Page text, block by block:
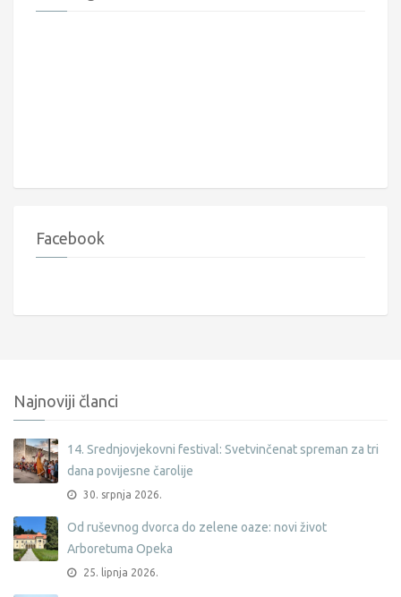
Facebook
Najnoviji članci
14. Srednjovjekovni festival: Svetvinčenat spreman za tri
dana povijesne čarolije
30. srpnja 2026.
Od ruševnog dvorca do zelene oaze: novi život
Arboretuma Opeka
25. lipnja 2026.